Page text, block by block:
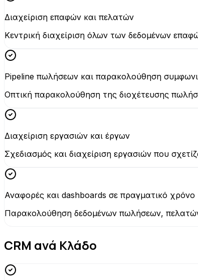
Διαχείριση επαφών και πελατών
Κεντρική διαχείριση όλων των δεδομένων
Pipeline πωλήσεων και παρακολούθηση
Οπτική παρακολούθηση της διοχέτευσης
Διαχείριση εργασιών και έργων
Σχεδιασμός και διαχείριση εργασιών που
Αναφορές και dashboards σε πραγματικό χρόνο
Παρακολούθηση δεδομένων πωλήσεων,
CRM ανά Κλάδο